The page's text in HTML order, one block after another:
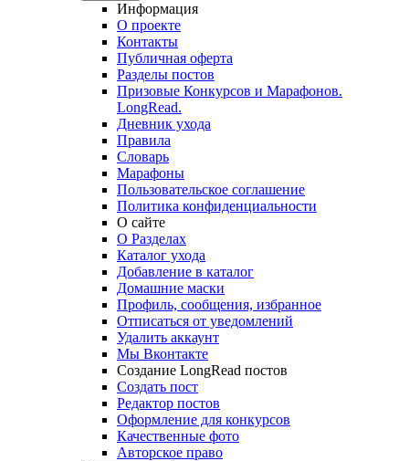
Информация
О проекте
Контакты
Публичная оферта
Разделы постов
Призовые Конкурсов и Марафонов.
LongRead.
Дневник ухода
Правила
Словарь
Марафоны
Пользовательское соглашение
Политика конфиденциальности
О сайте
О Разделах
Каталог ухода
Добавление в каталог
Домашние маски
Профиль, сообщения, избранное
Отписаться от уведомлений
Удалить аккаунт
Мы Вконтакте
Создание LongRead постов
Создать пост
Редактор постов
Оформление для конкурсов
Качественные фото
Авторское право